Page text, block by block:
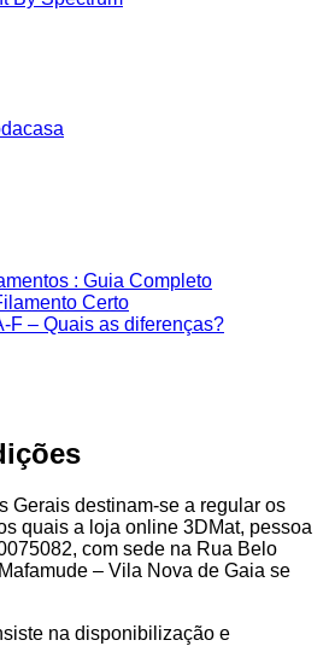
: Guia Completo
Certo
F – Quais as diferenças?
Gerais destinam-se a regular os
quais a loja online 3DMat, pessoa
com sede na Rua Belo
– Vila Nova de Gaia se
na disponibilização e